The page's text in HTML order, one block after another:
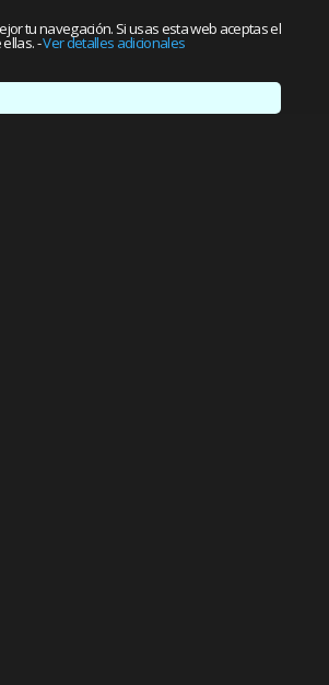
tu navegación. Si usas esta web aceptas el
-Ver detalles adicionales